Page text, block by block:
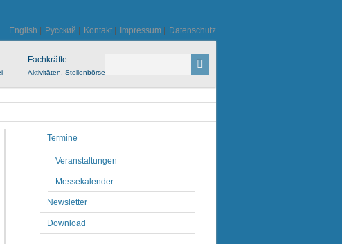
English Русский Kontakt Impressum Datenschutz
Fachkräfte
Aktivitäten, Stellenbörse
Termine
Veranstaltungen
Messekalender
Newsletter
Download